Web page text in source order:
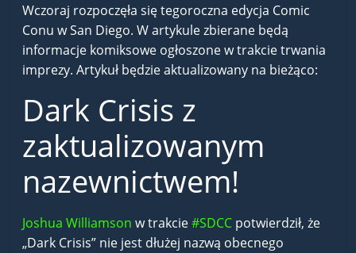
Wczoraj rozpoczęła się tegoroczna edycja Comic
Conu w San Diego. W artykule zbierane będą
informacje komiksowe ogłoszone w trakcie trwania
imprezy. Artykuł będzie aktualizowany na bieżąco:
Dark Crisis z
zaktualizowanym
nazewnictwem!
Joshua Williamson w trakcie#SDCC potwierdził, że
„Dark Crisis” nie jest dłużej nazwą obecnego